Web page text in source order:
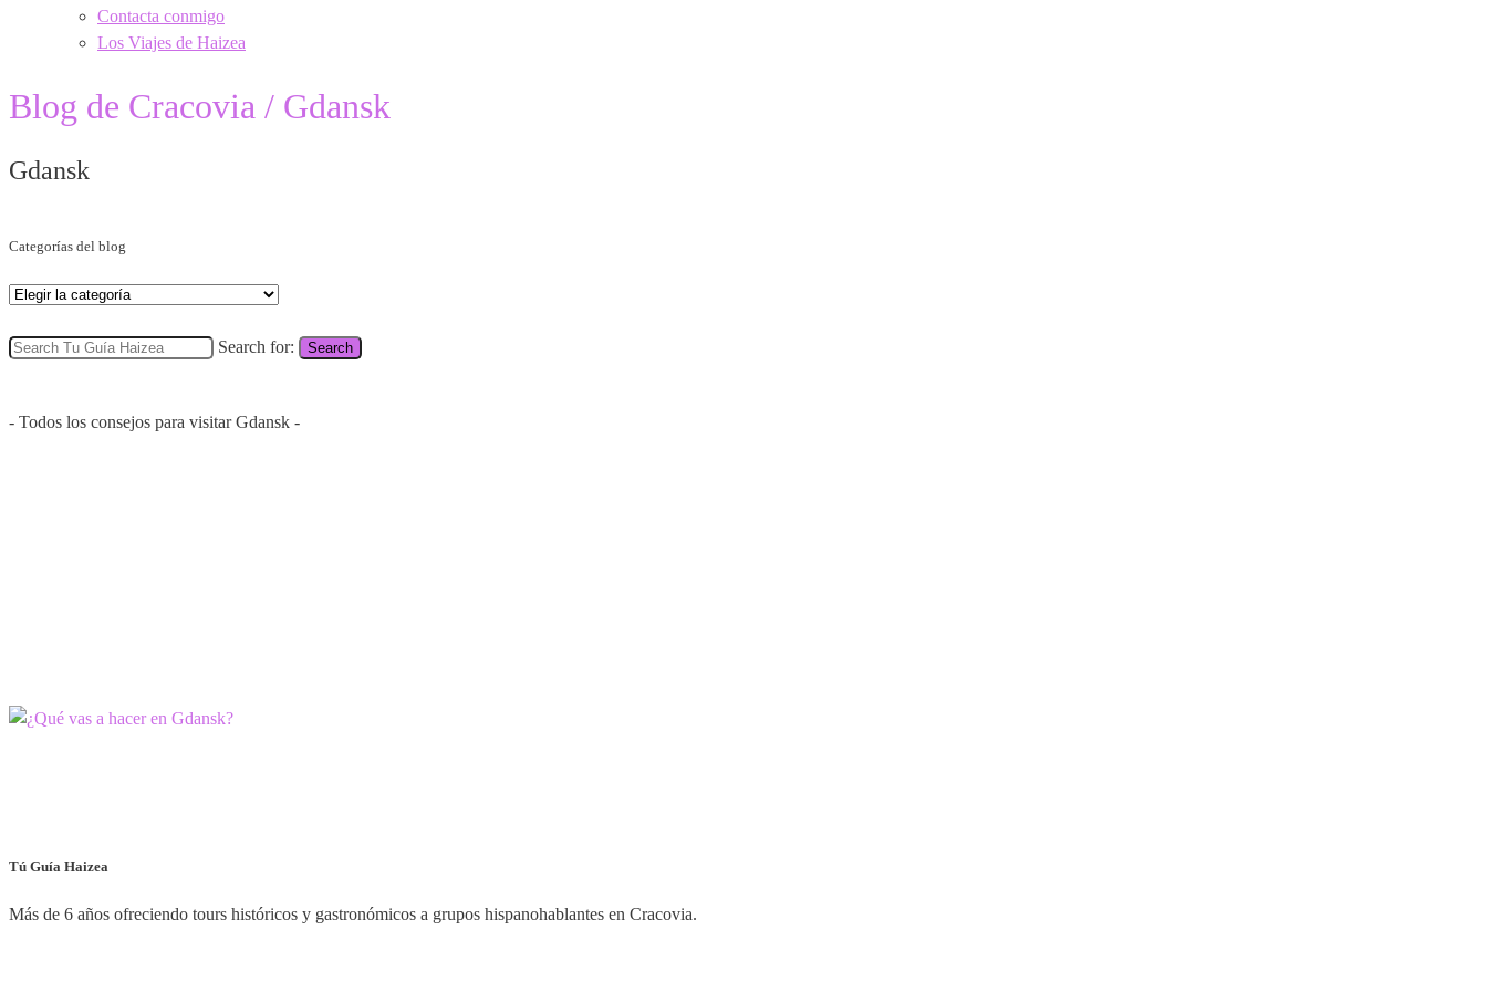
Contacta conmigo
Los Viajes de Haizea
Blog de Cracovia / Gdansk
Gdansk
Categorías del blog
Search for: Search
- Todos los consejos para visitar Gdansk -
Tú Guía Haizea
Más de 6 años ofreciendo tours históricos y gastronómicos a grupos hispanohablantes en Cracovia.